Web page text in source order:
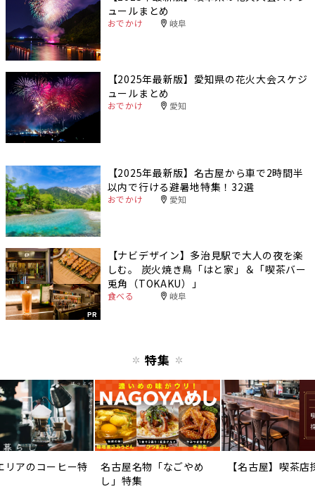
ュールまとめ
おでかけ 岐阜
【2025年最新版】愛知県の花火大会スケジ
ュールまとめ
おでかけ 愛知
【2025年最新版】名古屋から車で2時間半
以内で行ける避暑地特集！32選
おでかけ 愛知
PR
【ナビデザイン】多治見駅で大人の夜を楽
しむ。 炭火焼き鳥「はと家」＆「喫茶バー
兎角（TOKAKU）」
食べる 岐阜
特集
リアのコーヒー特
名古屋名物「なごやめ
し」特集
【名古屋】喫茶店